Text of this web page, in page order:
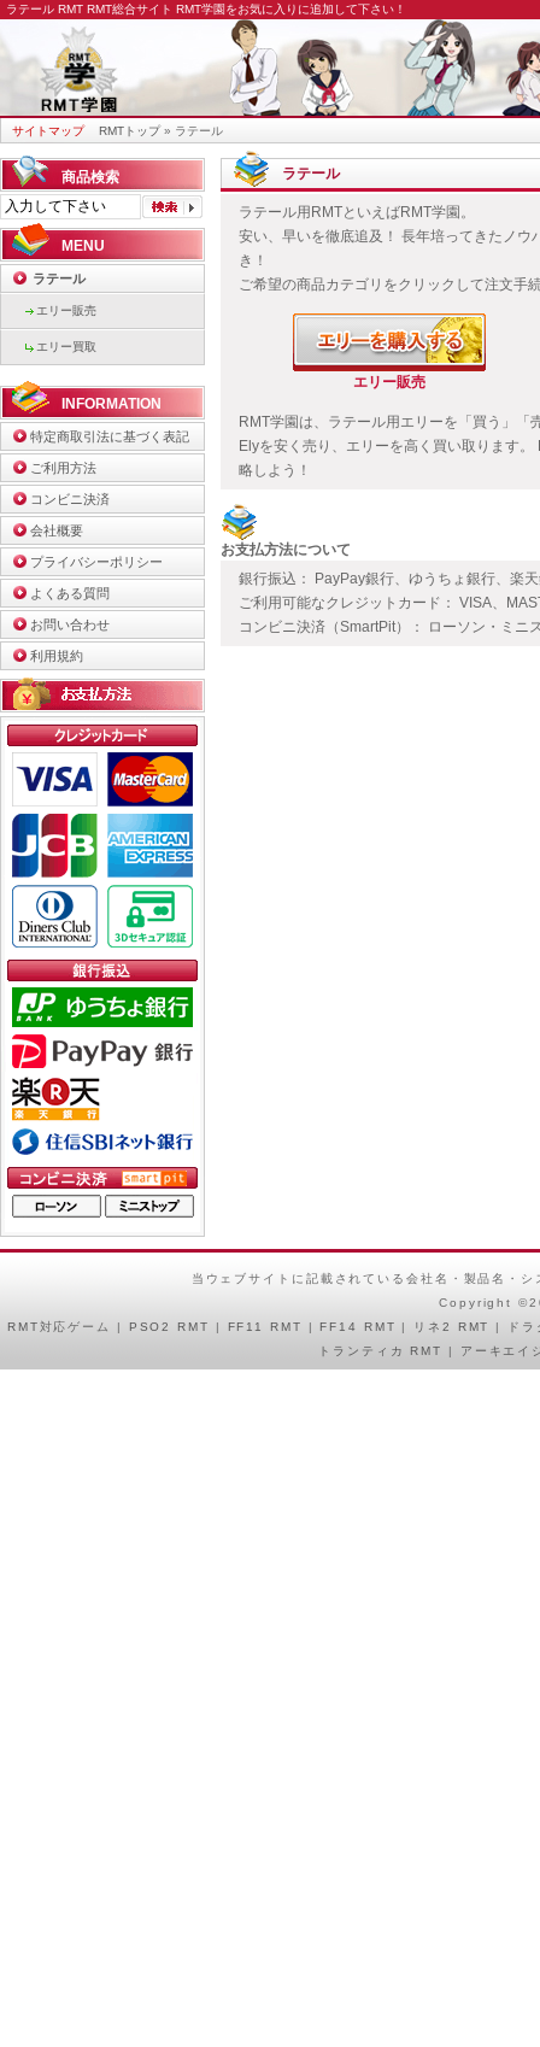
ラテール RMT RMT総合サイト RMT学園をお気に入りに追加して下さい！
サイトマップ RMTトップ» ラテール
商品検索
MENU
ラテール
エリー販売
エリー買取
INFORMATION
特定商取引法に基づく表記
ご利用方法
コンビニ決済
会社概要
プライバシーポリシー
よくある質問
お問い合わせ
利用規約
ラテール
ラテール用RMTといえばRMT学園。
安い、早いを徹底追及！ 長年培ってきたノ
き！
ご希望の商品カテゴリをクリックして注文手
エリー販売
RMT学園は、ラテール用エリーを「買う」「
Elyを安く売り、エリーを高く買い取ります
略しよう！
お支払方法について
銀行振込： PayPay銀行、ゆうちょ銀行、楽
ご利用可能なクレジットカード： VISA、
コンビニ決済（SmartPit）： ローソン・ミニ
当ウェブサイトに記載されている会社名・製品名・
Copyright
RMT対応ゲーム | PSO2 RMT | FF11 RMT |FF14 RMT | リネ2 RMT |
ド
トランティカ RMT
| アーキエイ